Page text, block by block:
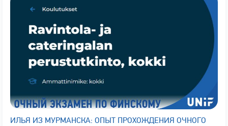
ИЛЬЯ ИЗ МУРМАНСКА: ОПЫТ ПРОХОЖДЕНИЯ ОЧНОГО